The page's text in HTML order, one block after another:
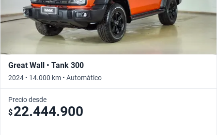
Great Wall • Tank 300
2024 • 14.000 km • Automático
Precio desde
$22.444.900